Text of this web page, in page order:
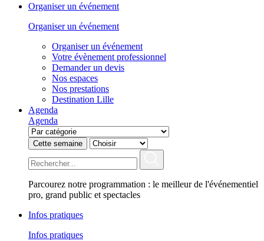
Organiser un événement
Organiser un événement
Organiser un événement
Votre évènement professionnel
Demander un devis
Nos espaces
Nos prestations
Destination Lille
Agenda
Agenda
Cette semaine
Parcourez notre programmation : le meilleur de l'événementiel
pro, grand public et spectacles
Infos pratiques
Infos pratiques